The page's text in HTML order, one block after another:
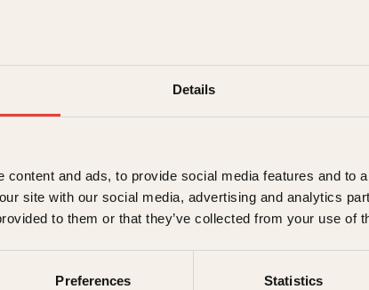
Details
content and ads, to provide social media features and to
site with our social media, advertising and analytics
to them or that they’ve collected from your use of
Preferences Statistics
Format:
Innbundet
429kr